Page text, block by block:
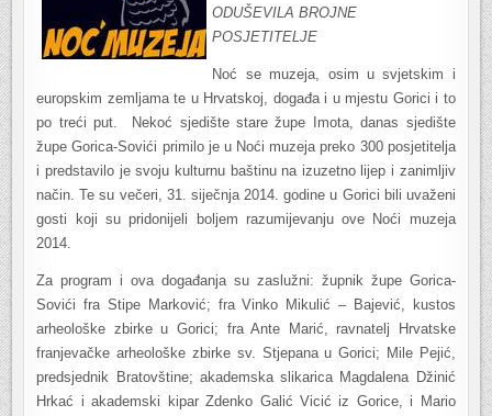
ODUŠEVILA BROJNE
POSJETITELJE
Noć se muzeja, osim u svjetskim i
europskim zemljama te u Hrvatskoj, događa i u mjestu Gorici i to
po treći put.
Nekoć sjedište stare župe Imota, danas sjedište
župe Gorica-Sovići primilo je u Noći muzeja preko 300 posjetitelja
i predstavilo je svoju kulturnu baštinu na izuzetno lijep i zanimljiv
način. Te su večeri, 31. siječnja 2014. godine u Gorici bili uvaženi
gosti koji su pridonijeli boljem razumijevanju ove Noći muzeja
2014.
Za program i ova događanja su zaslužni: župnik župe Gorica-
Sovići fra Stipe Marković; fra Vinko Mikulić – Bajević, kustos
arheološke zbirke u Gorici; fra Ante Marić, ravnatelj Hrvatske
franjevačke arheološke zbirke sv. Stjepana u Gorici; Mile Pejić,
predsjednik Bratovštine; akademska slikarica Magdalena Džinić
Hrkać i akademski kipar Zdenko Galić Vicić iz Gorice, i Mario